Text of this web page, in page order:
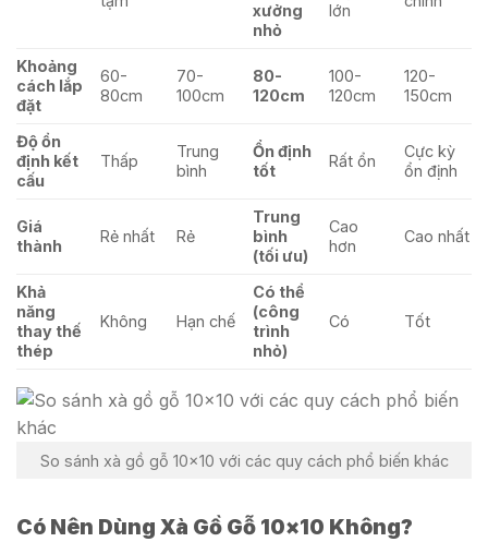
xưởng
nhỏ
lớn
Khoảng
cách lắp
đặt
60-
80cm
70-
100cm
80-
120cm
100-
120cm
120-
150cm
Độ ổn
định kết
cấu
Thấp
Trung
bình
Ổn định
tốt
Rất ổn
Cực kỳ
ổn định
Giá
thành
Rẻ nhất Rẻ
Trung
bình
(tối ưu)
Cao
hơn
Cao nhất
Khả
năng
thay thế
thép
Không Hạn chế
Có thể
(công
trình
nhỏ)
Có Tốt
So sánh xà gồ gỗ 10×10 với các quy cách phổ biến khác
Có Nên Dùng Xà Gồ Gỗ 10×10 Không?